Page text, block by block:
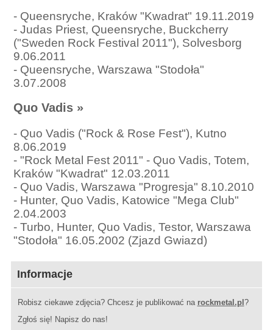
- Queensryche, Kraków "Kwadrat" 19.11.2019
-Judas Priest, Queensryche, Buckcherry
("Sweden Rock Festival 2011"), Solvesborg
9.06.2011
- Queensryche, Warszawa "Stodoła"
3.07.2008
Quo Vadis »
- Quo Vadis ("Rock & Rose Fest"), Kutno
8.06.2019
-"Rock Metal Fest 2011" - Quo Vadis, Totem,
Kraków "Kwadrat" 12.03.2011
- Quo Vadis, Warszawa "Progresja" 8.10.2010
- Hunter, Quo Vadis, Katowice "Mega Club"
2.04.2003
-Turbo, Hunter, Quo Vadis, Testor, Warszawa
"Stodoła" 16.05.2002 (Zjazd Gwiazd)
Informacje
Robisz ciekawe zdjęcia? Chcesz je publikować na rockmetal.pl ?
Zgłoś się! Napisz do nas!